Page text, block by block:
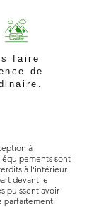
faire
de
à
équipements sont
à l'intérieur.
devant le
puissent avoir
parfaitement.